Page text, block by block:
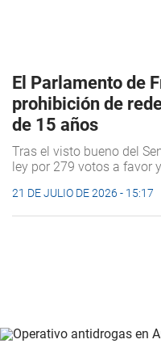
El Parlamento de
prohibición de
de 15 años
Tras el visto bueno del
ley por 279 votos a favor
21 DE JULIO DE 2026 - 15:17